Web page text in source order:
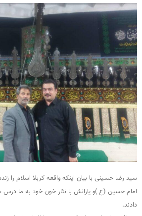
سید رضا حسینی با بیان اینکه واقعه کربلا اسلام را
امام حسین (ع )و یارانش با نثار خون خود به ما درس
دادند.